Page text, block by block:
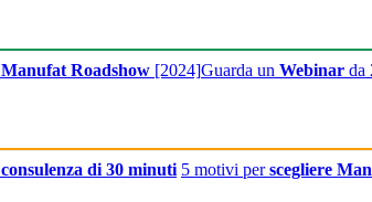
Manufat Roadshow [2024]Guarda un Webinar da
consulenza di 30 minuti 5 motivi perscegliere